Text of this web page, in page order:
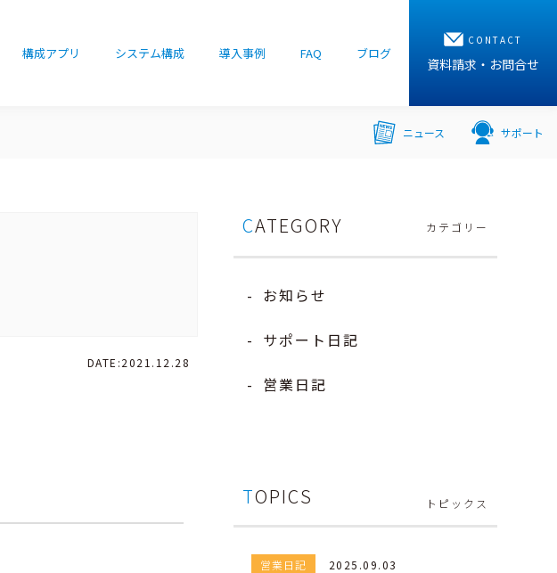
構成アプリ システム構成 導入事例 FAQ ブログ
CONTACT
資料請求・お問合せ
ニュース サポート
DATE:2021.12.28
CATEGORY
お知らせ
サポート日記
営業日記
TOPICS
営業日記 2025.09.03